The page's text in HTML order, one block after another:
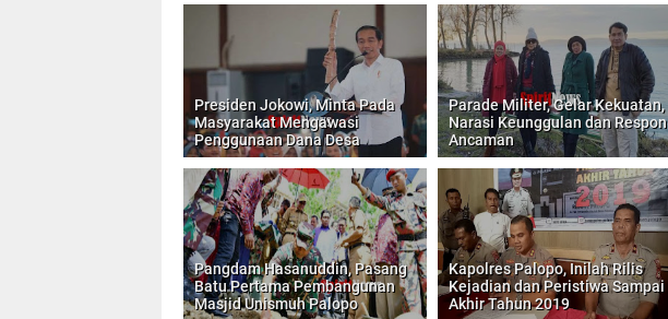
Presiden Jokowi, Minta Pada
Masyarakat Mengawasi
Penggunaan Dana Desa
Parade Militer, Gelar Kekuatan,
Narasi Keunggulan dan Respon
Ancaman
Pangdam Hasanuddin, Pasang
Batu Pertama Pembangunan
Masjid Unismuh Palopo
Kapolres Palopo, Inilah Rilis
Kejadian dan Peristiwa Sampai
Akhir Tahun 2019